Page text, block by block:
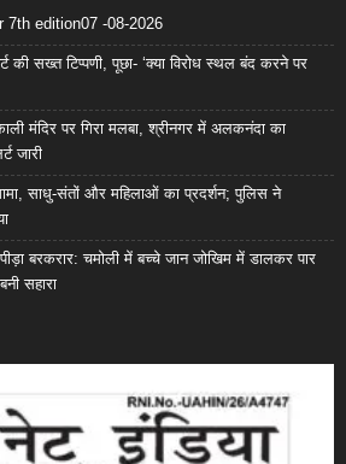
7th edition07 -08-2026
की सख्त टिप्पणी, पूछा- ‘क्या विरोध स्थल बंद करने पर
काली मंदिर पर गिरा मलबा, श्रीनगर में अलकनंदा का
जारी
साधु-संतों और महिलाओं का प्रदर्शन; पुलिस ने
बरकरार: चमोली में बच्चे जान जोखिम में डालकर पार
सहारा